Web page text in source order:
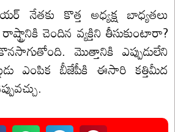
నేతకు కొత్త అధ్యక్ష బాధ్యతలు
చెందిన వ్యక్తిని తీసుకుంటారా?
మొత్తానికి ఎప్పుడులేని
ఎంపిక బీజేపీకి ఈసారి కత్తిమీద